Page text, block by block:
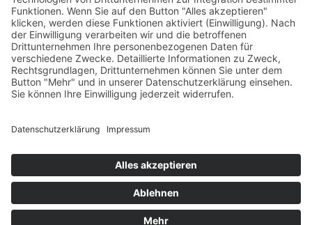
Impressum
Datenschutzerklärung
Cookie-Einstellungen
Programmkino.de richtet sich an Film- und Kinobegeisterte jeden
Geschlechts. Zur besseren Lesbarkeit haben wir uns aber entschlossen,
auf eine Doppelnennung oder Genderzeichen zu verzichten. Wo möglich